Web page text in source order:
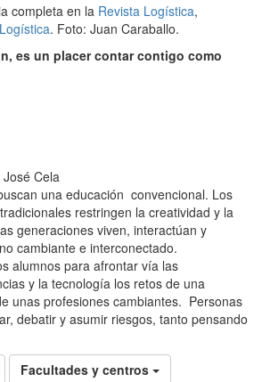
completa en la Revista Logística,
. Foto: Juan Caraballo.
es un placer contar contigo como
una educación convencional. Los
restringen la creatividad y la
generaciones viven, interactúan y
cambiante e interconectado.
alumnos para afrontar vía las
y la tecnología los retos de una
unas profesiones cambiantes. Personas
debatir y asumir riesgos, tanto pensando
Facultades y centros